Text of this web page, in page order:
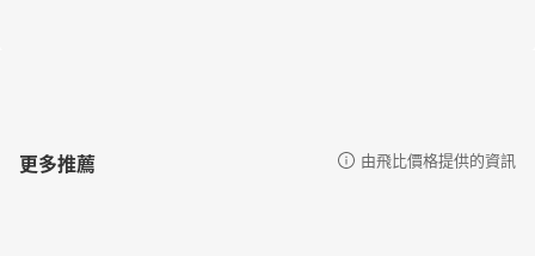
更多推薦 由飛比價格提供的資訊